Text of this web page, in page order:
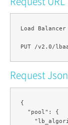
Load Balancer
Request Json
{
  "pool": {